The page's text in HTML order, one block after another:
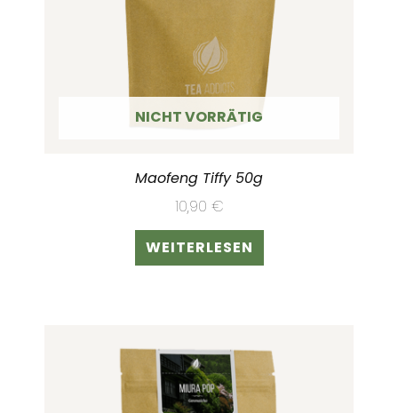
NICHT VORRÄTIG
Maofeng Tiffy 50g
10,90 €
WEITERLESEN